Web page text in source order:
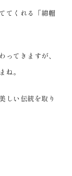
てくれる「綿帽
ってきますが、
ね。
しい伝統を取り